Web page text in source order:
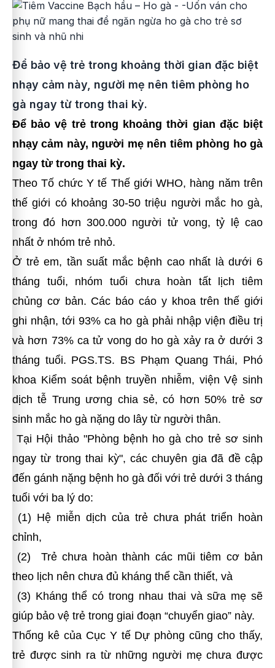
Để bảo vệ trẻ trong khoảng thời gian đặc biệt
nhạy cảm này, người mẹ nên tiêm phòng ho
gà ngay từ trong thai kỳ.
Để bảo vệ trẻ trong khoảng thời gian đặc biệt
nhạy cảm này, người mẹ nên tiêm phòng ho gà
ngay từ trong thai kỳ.
Theo Tố chức Y tế Thế giới WHO, hàng năm trên
thế giới có khoảng 30-50 triệu người mắc ho gà,
trong đó hơn 300.000 người tử vong, tỷ lệ cao
nhất ở nhóm trẻ nhỏ.
Ở trẻ em, tần suất mắc bệnh cao nhất là dưới 6
tháng tuổi, nhóm tuổi chưa hoàn tất lịch tiêm
chủng cơ bản. Các báo cáo y khoa trên thế giới
ghi nhận, tới 93% ca ho gà phải nhập viện điều trị
và hơn 73% ca tử vong do ho gà xảy ra ở dưới 3
tháng tuổi. PGS.TS. BS Phạm Quang Thái, Phó
khoa Kiểm soát bệnh truyền nhiễm, viện Vệ sinh
dịch tễ Trung ương chia sẻ, có hơn 50% trẻ sơ
sinh mắc ho gà nặng do lây từ người thân.
Tại Hội thảo "Phòng bệnh ho gà cho trẻ sơ sinh
ngay từ trong thai kỳ", các chuyên gia đã đề cập
đến gánh nặng bệnh ho gà đối với trẻ dưới 3 tháng
tuổi với ba lý do:
(1) Hệ miễn dịch của trẻ chưa phát triển hoàn
chỉnh,
(2) Trẻ chưa hoàn thành các mũi tiêm cơ bản
theo lịch nên chưa đủ kháng thể cần thiết, và
(3) Kháng thể có trong nhau thai và sữa mẹ sẽ
giúp bảo vệ trẻ trong giai đoạn “chuyển giao” này.
Thống kê của Cục Y tế Dự phòng cũng cho thấy,
trẻ được sinh ra từ những người mẹ chưa được